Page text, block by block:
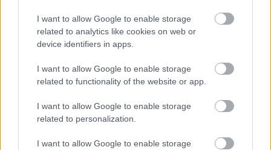
I want to allow Google to enable storage
related to analytics like cookies on web or
device identifiers in apps.
I want to allow Google to enable storage
related to functionality of the website or app.
I want to allow Google to enable storage
related to personalization.
I want to allow Google to enable storage
gyilkosságuk nem rendít meg, főleg, hogy
nem kapcsolta ki a mobilját valamelyik kedves
vendég, így a nézőtér a színpad helyett a
telefonját kínosan kutató személyt fürkészte.
Ezt a kellemetlen részletet leszámítva remek
előadásnak lehetnek szemtanúi, akik veszik a
fáradságot, hogy megértsék Lulu figuráját és